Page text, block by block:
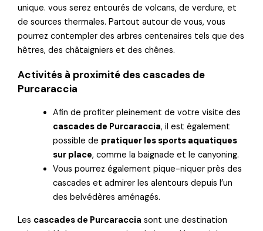
unique. vous serez entourés de volcans, de verdure, et
de sources thermales. Partout autour de vous, vous
pourrez contempler des arbres centenaires tels que des
hêtres, des châtaigniers et des chênes.
Activités à proximité des cascades de
Purcaraccia
Afin de profiter pleinement de votre visite des
cascades de Purcaraccia, il est également
possible de pratiquer les sports aquatiques
sur place, comme la baignade et le canyoning.
Vous pourrez également pique-niquer près des
cascades et admirer les alentours depuis l’un
des belvédères aménagés.
Les cascades de Purcaraccia sont une destination